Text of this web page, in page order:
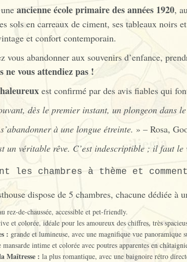
ancienne école primaire des années 1920,
sols en carreaux de ciment, ses tableaux noirs
et confort contemporain.
vous abandonner aux souvenirs d’enfance,
ne vous attendiez pas !
est confirmé par des avis fiables qui
dès le premier instant, un plongeon dans
à une longue étreinte. » – Rosa,
un véritable rêve. C’est indescriptible ; il faut le
les chambres à thème et
dispose de 5 chambres, chacune dédiée
rez-de-chaussée, accessible et pet-friendly.
et colorée, idéale pour les amoureux des chiffres, très
: grande et lumineuse, avec une magnifique vue panoramique
mansarde intime et colorée avec poutres apparentes en
Maîtresse : la plus romantique, avec une baignoire rétro